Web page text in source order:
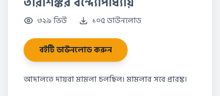
৩২৯ ভিউ ১০৫ ডাউনলোড
বইটি ডাউনলোড করুন
আদালতে দায়রা মামলা চলছিল। মামলার সবে প্রারম্ভ।